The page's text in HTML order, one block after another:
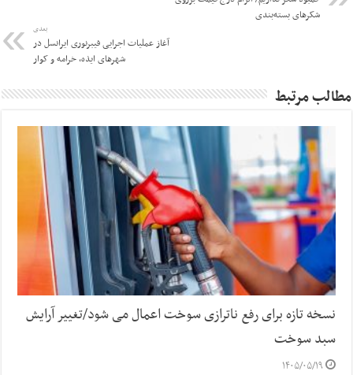
شکرهای بسته‌بندی
بعدی
آغاز عملیات اجرایی فیبرنوری ایرانسل در
شهرهای ایذه، خرامه و کوار
مطالب مرتبط
نسخه تازه برای رفع ناترازی سوخت اعمال می شود/تغییر آرایش
سبد سوخت
۱۴۰۵/۰۵/۱۹